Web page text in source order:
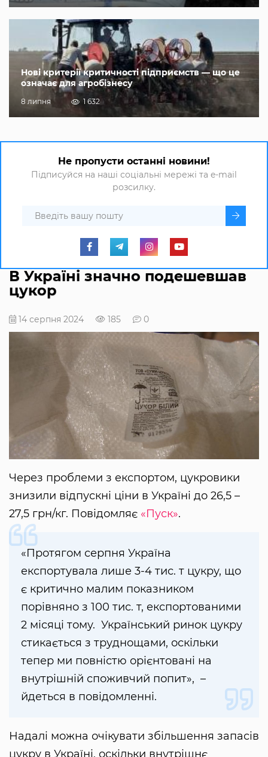
Нові критерії критичності підприємств — що це
означає для агробізнесу
8 липня 1 632
Не пропусти останні новини!
Підписуйся на наші соціальні мережі та e-mail
розсилку.
В Україні значно подешевшав
цукор
14 серпня 2024 185 0
Через проблеми з експортом, цукровики
знизили відпускні ціни в Україні до 26,5 –
27,5 грн/кг. Повідомляє «Пуск».
«Протягом серпня Україна
експортувала лише 3-4 тис. т цукру, що
є критично малим показником
порівняно з 100 тис. т, експортованими
2 місяці тому. Український ринок цукру
стикається з труднощами, оскільки
тепер ми повністю орієнтовані на
внутрішній споживчий попит», –
йдеться в повідомленні.
Надалі можна очікувати збільшення запасів
цукру в Україні, оскільки внутрішнє